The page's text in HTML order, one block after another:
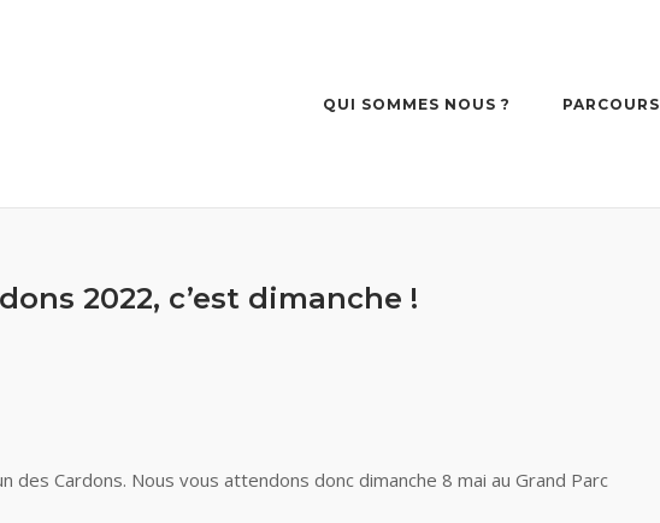
QUI SOMMES NOUS ? PARCOURS
2022, c’est dimanche !
des Cardons. Nous vous attendons donc dimanche 8 mai au Grand Parc